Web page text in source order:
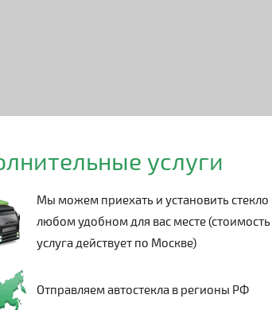
услуги
Мы можем приехать и установить
любом удобном для вас месте (стоимость
услуга действует по Москве)
Отправляем автостекла в регионы РФ